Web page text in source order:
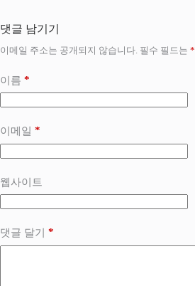
댓글 남기기
이메일 주소는 공개되지 않습니다. 필수 필드는 *
이름 *
이메일 *
웹사이트
댓글 달기 *